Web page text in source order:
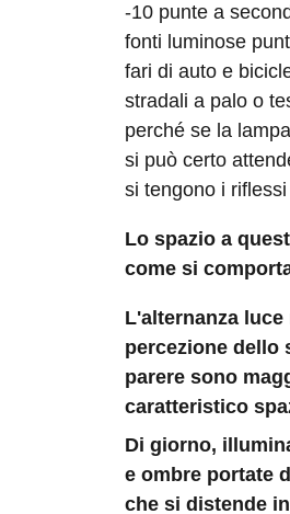
-10 punte a
fonti luminose
fari di auto e
stradali a palo o
perché se la
si può certo
si tengono i
Lo spazio a
come si
L'alternanza
percezione dello
parere sono
caratteristico
Di giorno,
e ombre portate
che si distende